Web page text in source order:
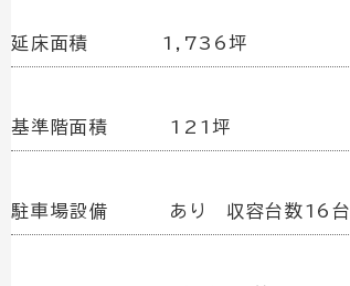
延床面積 1,736坪
基準階面積 121坪
駐車場設備 あり 収容台数16台